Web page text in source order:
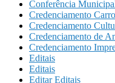
Conferência
Credenciamento
Credenciamento
Credenciamento de
Credenciamento
Editais
Editais
Editar Editais